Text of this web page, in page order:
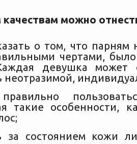
можно
о том, что парням
чертами,
девушка может
неотразимой,
такие особенности,
за состоянием кожи